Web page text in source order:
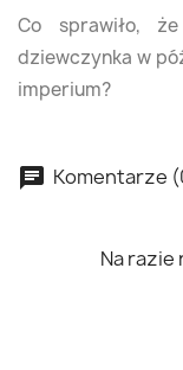
Co sprawiło,
dziewczynka w
imperium?
Komentarze
Na razie